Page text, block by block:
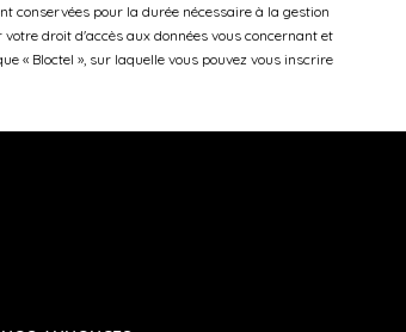
conservées pour la durée nécessaire à la gestion
droit d'accès aux données vous concernant et
« Bloctel », sur laquelle vous pouvez vous inscrire